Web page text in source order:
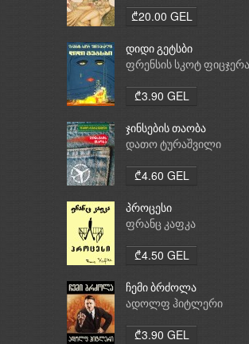
₾20.00 GEL
დიდი გეტსბი
ფრენსის სკოტ
₾3.90 GEL
ჯინსების თაობა
დათო ტურაშვილი
₾4.60 GEL
პროცესი
ფრანც კაფკა
₾4.50 GEL
ჩემი ბრძოლა
ადოლფ ჰიტლერი
₾3.90 GEL